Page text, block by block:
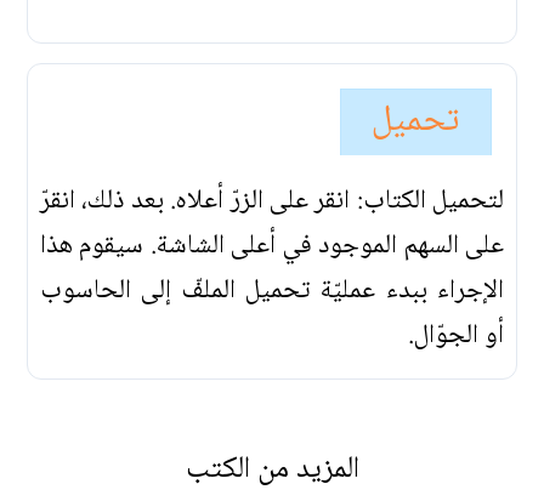
تحميل
لتحميل الكتاب: انقر على الزرّ أعلاه. بعد ذلك، انقرّ
على السهم الموجود في أعلى الشاشة. سيقوم هذا
الإجراء ببدء عمليّة تحميل الملفّ إلى الحاسوب
أو الجوّال.
المزيد من الكتب